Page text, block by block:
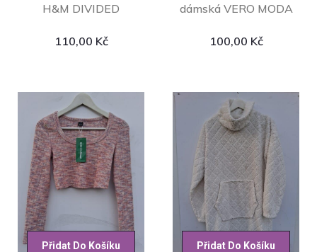
H&M DIVIDED
110,00 Kč
dámská VERO MODA
100,00 Kč
Přidat Do Košíku Přidat Do Košíku